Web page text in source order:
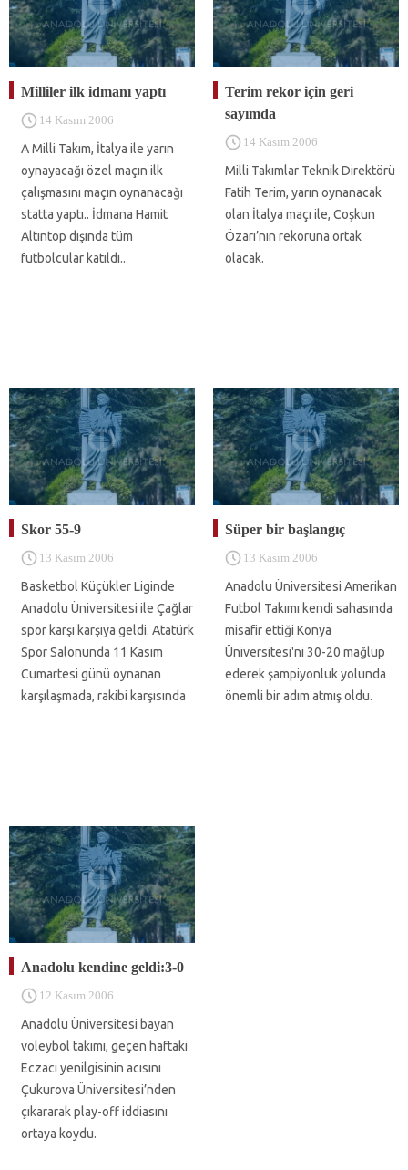
Milliler ilk idmanı yaptı
14 Kasım 2006
A Milli Takım, İtalya ile yarın
oynayacağı özel maçın ilk
çalışmasını maçın oynanacağı
statta yaptı.. İdmana Hamit
Altıntop dışında tüm
futbolcular katıldı..
Terim rekor için geri
sayımda
14 Kasım 2006
Milli Takımlar Teknik Direktörü
Fatih Terim, yarın oynanacak
olan İtalya maçı ile, Coşkun
Özarı’nın rekoruna ortak
olacak.
Skor 55-9
13 Kasım 2006
Basketbol Küçükler Liginde
Anadolu Üniversitesi ile Çağlar
spor karşı karşıya geldi. Atatürk
Spor Salonunda 11 Kasım
Cumartesi günü oynanan
karşılaşmada, rakibi karşısında
Süper bir başlangıç
13 Kasım 2006
Anadolu Üniversitesi Amerikan
Futbol Takımı kendi sahasında
misafir ettiği Konya
Üniversitesi'ni 30-20 mağlup
ederek şampiyonluk yolunda
önemli bir adım atmış oldu.
Anadolu kendine geldi:3-0
12 Kasım 2006
Anadolu Üniversitesi bayan
voleybol takımı, geçen haftaki
Eczacı yenilgisinin acısını
Çukurova Üniversitesi’nden
çıkararak play-off iddiasını
ortaya koydu.